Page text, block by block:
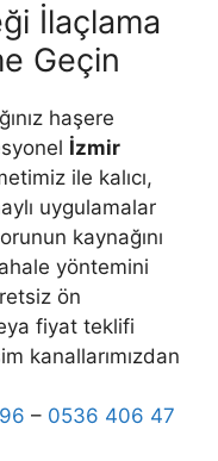
İlaçlama
Geçin
haşere
İzmir
ile kalıcı,
uygulamalar
kaynağını
yöntemini
ön
fiyat teklifi
kanallarımızdan
– 0536 406 47